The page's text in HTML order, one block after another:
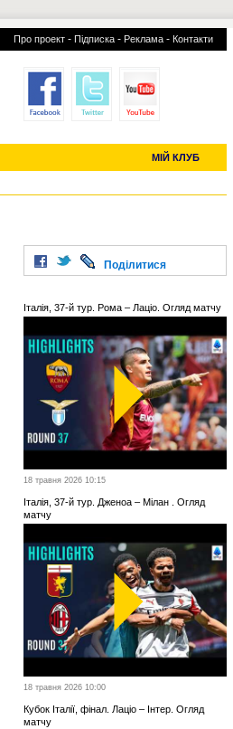
Про проект - Підписка - Реклама - Контакти
МІЙ КЛУБ
УСІ ТРАНСФЕРИ
Поділитися
Італія, 37-й тур. Рома – Лаціо. Огляд матчу
18 травня 2026 10:15
Італія, 37-й тур. Дженоа – Мілан . Огляд
матчу
18 травня 2026 10:00
Кубок Італії, фінал. Лаціо – Інтер. Огляд
матчу